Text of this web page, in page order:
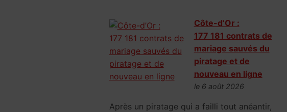
Côte-d’Or :
177 181 contrats de
mariage sauvés du
piratage et de
nouveau en ligne
le 6 août 2026
Après un piratage qui a failli tout anéantir,